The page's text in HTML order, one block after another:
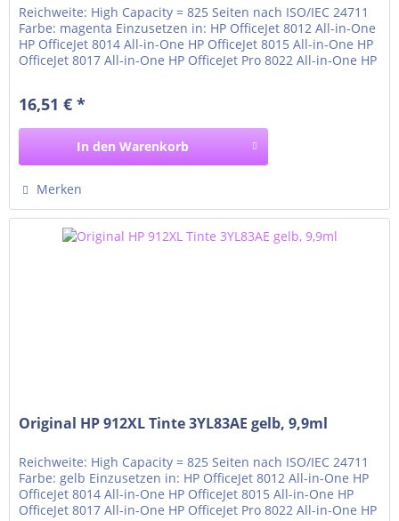
Reichweite: High Capacity = 825 Seiten nach ISO/IEC 24711
Farbe: magenta Einzusetzen in: HP OfficeJet 8012 All-in-One
HP OfficeJet 8014 All-in-One HP OfficeJet 8015 All-in-One HP
OfficeJet 8017 All-in-One HP OfficeJet Pro 8022 All-in-One HP
16,51 € *
In den Warenkorb
Merken
Original HP 912XL Tinte 3YL83AE gelb, 9,9ml
Reichweite: High Capacity = 825 Seiten nach ISO/IEC 24711
Farbe: gelb Einzusetzen in: HP OfficeJet 8012 All-in-One HP
OfficeJet 8014 All-in-One HP OfficeJet 8015 All-in-One HP
OfficeJet 8017 All-in-One HP OfficeJet Pro 8022 All-in-One HP